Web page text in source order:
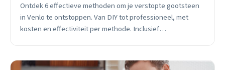
Ontdek 6 effectieve methoden om je verstopte gootsteen
in Venlo te ontstoppen. Van DIY tot professioneel, met
kosten en effectiviteit per methode. Inclusief